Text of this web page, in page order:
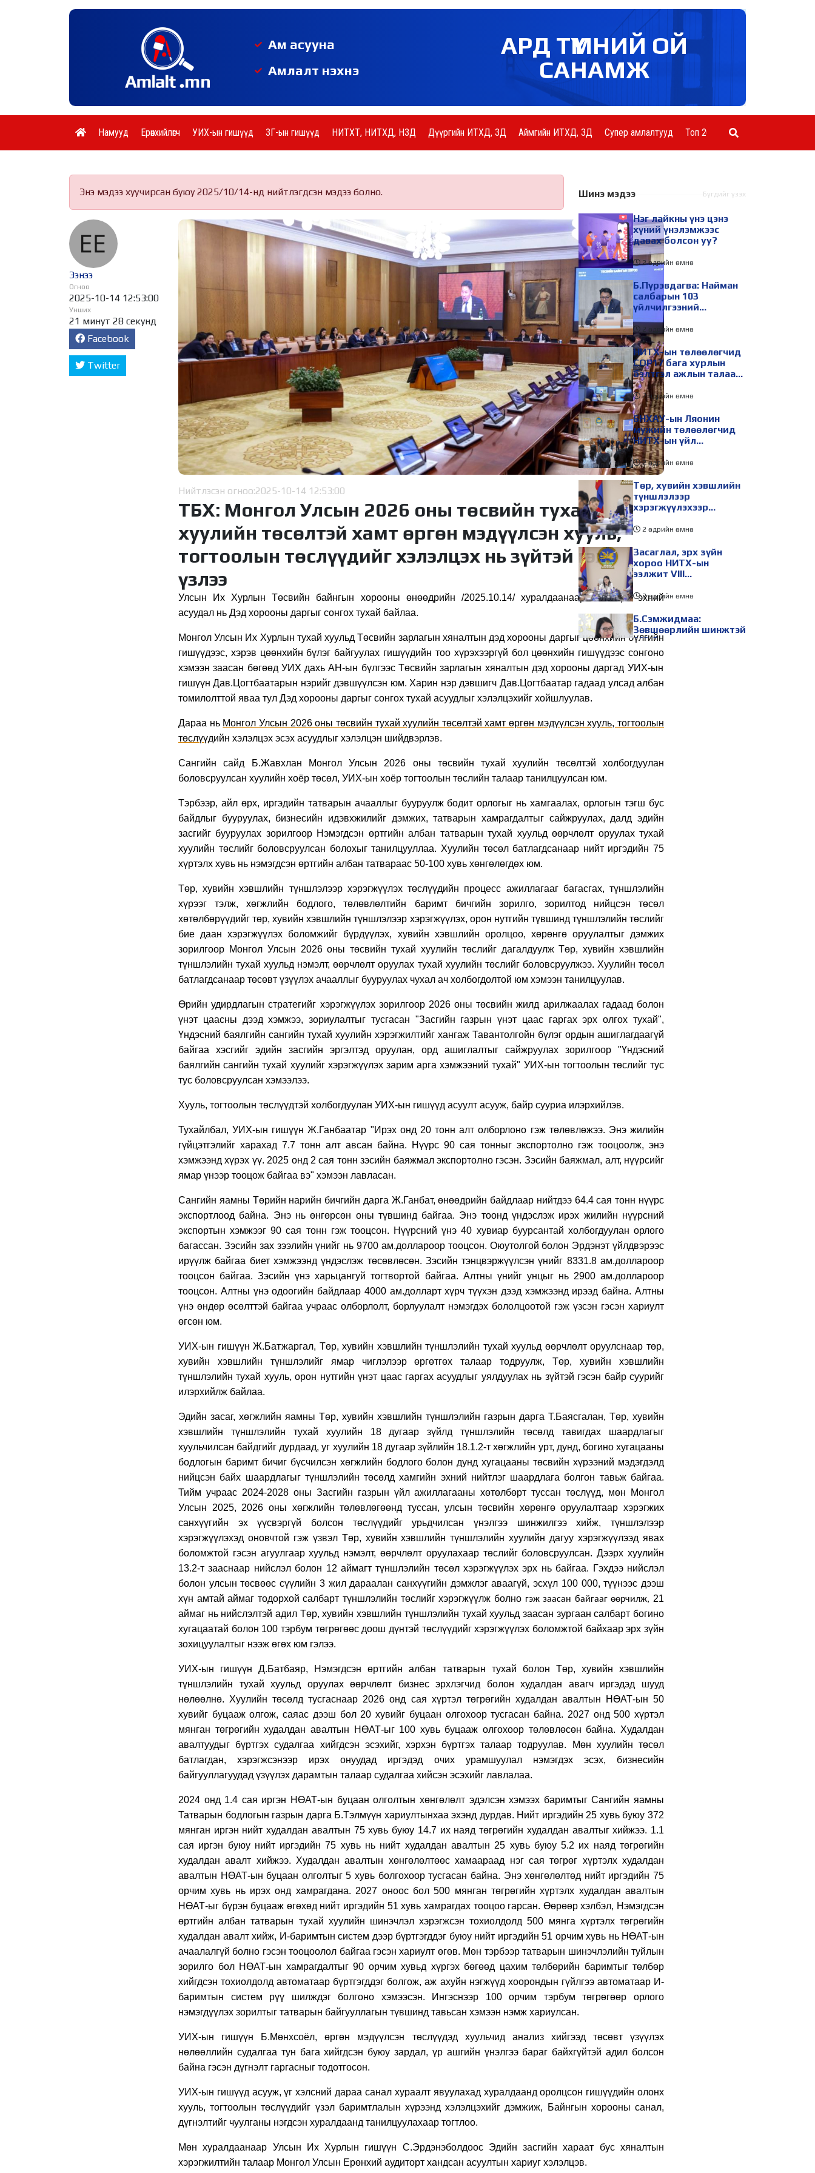
Ам асууна
Амлалт нэхнэ
АРД ТҮМНИЙ ОЙ
САНАМЖ
Намууд Ерөнхийлөгч УИХ-ын гишүүд ЗГ-ын гишүүд НИТХТ, НИТХД, НЗД Дүүргийн ИТХД, ЗД Аймгийн ИТХД, ЗД Супер амлалтууд Топ 20 ААН
Энэ мэдээ хуучирсан буюу 2025/10/14-нд нийтлэгдсэн мэдээ болно.
Ээнээ
Огноо
2025-10-14 12:53:00
Унших
21 минут 28 секунд
Facebook
Twitter
Нийтлэсэн огноо:2025-10-14 12:53:00
ТБХ: Монгол Улсын 2026 оны төсвийн тухай
хуулийн төсөлтэй хамт өргөн мэдүүлсэн хууль,
тогтоолын төслүүдийг хэлэлцэх нь зүйтэй гэж
үзлээ
Улсын Их Хурлын Төсвийн байнгын хорооны өнөөдрийн /2025.10.14/ хуралдаанаар хэлэлцэх эхний
асуудал нь Дэд хорооны даргыг сонгох тухай байлаа.
Монгол Улсын Их Хурлын тухай хуульд Төсвийн зарлагын хяналтын дэд хорооны даргыг цөөнхийн бүлгийн
гишүүдээс, хэрэв цөөнхийн бүлэг байгуулах гишүүдийн тоо хүрэхээргүй бол цөөнхийн гишүүдээс сонгоно
хэмээн заасан бөгөөд УИХ дахь АН-ын бүлгээс Төсвийн зарлагын хяналтын дэд хорооны даргад УИХ-ын
гишүүн Дав.Цогтбаатарын нэрийг дэвшүүлсэн юм. Харин нэр дэвшигч Дав.Цогтбаатар гадаад улсад албан
томилолттой яваа тул Дэд хорооны даргыг сонгох тухай асуудлыг хэлэлцэхийг хойшлуулав.
Дараа нь Монгол Улсын 2026 оны төсвийн тухай хуулийн төсөлтэй хамт өргөн мэдүүлсэн хууль, тогтоолын
төслүүдийн хэлэлцэх эсэх асуудлыг хэлэлцэн шийдвэрлэв.
Сангийн сайд Б.Жавхлан
Монгол Улсын 2026 оны төсвийн тухай хуулийн төсөлтэй холбогдуулан
боловсруулсан хуулийн хоёр төсөл, УИХ-ын хоёр тогтоолын төслийн талаар танилцуулсан юм.
Тэрбээр, айл өрх, иргэдийн татварын ачааллыг бууруулж бодит орлогыг нь хамгаалах, орлогын тэгш бус
байдлыг бууруулах, бизнесийн идэвхжилийг дэмжих, татварын хамрагдалтыг сайжруулах, далд эдийн
засгийг бууруулах зорилгоор Нэмэгдсэн өртгийн албан татварын тухай хуульд өөрчлөлт оруулах тухай
хуулийн төслийг боловсруулсан болохыг танилцууллаа. Хуулийн төсөл батлагдсанаар нийт иргэдийн 75
хүртэлх хувь нь нэмэгдсэн өртгийн албан татвараас 50-100 хувь хөнгөлөгдөх юм.
Төр, хувийн хэвшлийн түншлэлээр хэрэгжүүлэх төслүүдийн процесс ажиллагааг багасгах, түншлэлийн
хүрээг тэлж, хөгжлийн бодлого, төлөвлөлтийн баримт бичгийн зорилго, зорилтод нийцсэн төсөл
хөтөлбөрүүдийг төр, хувийн хэвшлийн түншлэлээр хэрэгжүүлэх, орон нутгийн түвшинд түншлэлийн төслийг
бие даан хэрэгжүүлэх боломжийг бүрдүүлэх, хувийн хэвшлийн оролцоо, хөрөнгө оруулалтыг дэмжих
зорилгоор Монгол Улсын 2026 оны төсвийн тухай хуулийн төслийг дагалдуулж Төр, хувийн хэвшлийн
түншлэлийн тухай хуульд нэмэлт, өөрчлөлт оруулах тухай хуулийн төслийг боловсруулжээ. Хуулийн төсөл
батлагдсанаар төсөвт үзүүлэх ачааллыг бууруулах чухал ач холбогдолтой юм хэмээн танилцуулав.
Өрийн удирдлагын стратегийг хэрэгжүүлэх зорилгоор 2026 оны төсвийн жилд арилжаалах гадаад болон
үнэт цаасны дээд хэмжээ, зориулалтыг тусгасан "Засгийн газрын үнэт цаас гаргах эрх олгох тухай",
Үндэсний баялгийн сангийн тухай хуулийн хэрэгжилтийг хангаж Тавантолгойн бүлэг ордын ашиглагдаагүй
байгаа хэсгийг эдийн засгийн эргэлтэд оруулан, орд ашиглалтыг сайжруулах зорилгоор "Үндэсний
баялгийн сангийн тухай хуулийг хэрэгжүүлэх зарим арга хэмжээний тухай" УИХ-ын тогтоолын төслийг тус
тус боловсруулсан хэмээлээ.
Хууль, тогтоолын төслүүдтэй холбогдуулан УИХ-ын гишүүд асуулт асууж, байр сууриа илэрхийлэв.
Тухайлбал, УИХ-ын гишүүн Ж.Ганбаатар "И рэх онд 20 тонн алт олборлоно гэж төлөвлөжээ. Энэ жилийн
гүйцэтгэлийг харахад 7.7 тонн алт авсан байна. Нүүрс 90 сая тонныг экспортолно гэж тооцоолж, энэ
хэмжээнд хүрэх үү. 2025 онд 2 сая тонн зэсийн баяжмал экспортолно гэсэн. Зэсийн баяжмал, алт, нүүрсийг
ямар үнээр тооцож байгаа вэ" хэмээн лавласан.
Сангийн яамны Төрийн нарийн бичгийн дарга Ж.Ганбат, өнөөдрийн байдлаар нийтдээ 64.4 сая тонн нүүрс
экспортлоод байна. Энэ нь өнгөрсөн оны түвшинд байгаа. Энэ тоонд үндэслэж ирэх жилийн нүүрсний
экспортын хэмжээг 90 сая тонн гэж тооцсон. Нүүрсний үнэ 40 хувиар буурсантай холбогдуулан орлого
багассан. Зэсийн зах зээлийн үнийг нь 9700 ам.доллароор тооцсон. Оюутолгой болон Эрдэнэт үйлдвэрээс
ирүүлж байгаа биет хэмжээнд үндэслэж төсөвлөсөн. Зэсийн тэнцвэржүүлсэн үнийг 8331.8 ам.доллароор
тооцсон байгаа. Зэсийн үнэ харьцангуй тогтвортой байгаа. Алтны үнийг унцыг нь 2900 ам.доллароор
тооцсон. Алтны үнэ одоогийн байдлаар 4000 ам.долларт хүрч түүхэн дээд хэмжээнд ирээд байна. Алтны
үнэ өндөр өсөлттэй байгаа учраас олборлолт, борлуулалт нэмэгдэх бололцоотой гэж үзсэн гэсэн хариулт
өгсөн юм.
УИХ-ын гишүүн Ж.Батжаргал, Төр, хувийн хэвшлийн түншлэлийн тухай хуульд өөрчлөлт оруулснаар төр,
хувийн хэвшлийн түншлэлийг ямар чиглэлээр өргөтгөх талаар тодруулж, Төр, хувийн хэвшлийн
түншлэлийн тухай хууль, орон нутгийн үнэт цаас гаргах асуудлыг уялдуулах нь зүйтэй гэсэн байр суурийг
илэрхийлж байлаа.
Эдийн засаг, хөгжлийн яамны Төр, хувийн хэвшлийн түншлэлийн газрын дарга Т.Баясгалан, Төр, хувийн
хэвшлийн түншлэлийн тухай хуулийн 18 дугаар зүйлд түншлэлийн төсөлд тавигдах шаардлагыг
хуульчилсан байдгийг дурдаад, уг хуулийн 18 дугаар зүйлийн 18.1.2-т хөгжлийн урт, дунд, богино хугацааны
бодлогын баримт бичиг бүсчилсэн хөгжлийн бодлого болон дунд хугацааны төсвийн хүрээний мэдэгдэлд
нийцсэн байх шаардлагыг түншлэлийн төсөлд хамгийн эхний нийтлэг шаардлага болгон тавьж байгаа.
Тийм учраас 2024-2028 оны Засгийн газрын үйл ажиллагааны хөтөлбөрт туссан төслүүд, мөн Монгол
Улсын 2025, 2026 оны хөгжлийн төлөвлөгөөнд туссан, улсын төсвийн хөрөнгө оруулалтаар хэрэгжих
санхүүгийн эх үүсвэргүй болсон төслүүдийг урьдчилсан үнэлгээ шинжилгээ хийж, түншлэлээр
хэрэгжүүлэхэд оновчтой гэж үзвэл Төр, хувийн хэвшлийн түншлэлийн хуулийн дагуу хэрэгжүүлээд явах
боломжтой гэсэн агуулгаар хуульд нэмэлт, өөрчлөлт оруулахаар төслийг боловсруулсан. Дээрх хуулийн
13.2-т зааснаар нийслэл болон 12 аймагт түншлэлийн төсөл хэрэгжүүлэх эрх нь байгаа. Гэхдээ нийслэл
болон улсын төсвөөс сүүлийн 3 жил дараалан санхүүгийн дэмжлэг аваагүй, эсхүл 100 000, түүнээс дээш
хүн амтай аймаг тодорхой салбарт түншлэлийн төслийг хэрэгжүүлж болногэж заасан байгааг өөрчилж,21
аймаг нь нийслэлтэй адил Төр, хувийн хэвшлийн түншлэлийн тухай хуульд заасан зургаан салбарт богино
хугацаатай болон 100 тэрбум төгрөгөөс доош дүнтэй төслүүдийг хэрэгжүүлэх боломжтой байхаар эрх зүйн
зохицуулалтыг нээж өгөх юм гэлээ.
УИХ-ын гишүүн Д.Батбаяр, Нэмэгдсэн өртгийн албан татварын тухай болон Төр, хувийн хэвшлийн
түншлэлийн тухай хуульд оруулах өөрчлөлт бизнес эрхлэгчид болон худалдан авагч иргэдэд шууд
нөлөөлнө. Хуулийн төсөлд тусгаснаар 2026 онд сая хүртэл төгрөгийн худалдан авалтын НӨАТ-ын 50
хувийг буцааж олгож, саяас дээш бол 20 хувийг буцаан олгохоор тусгасан байна. 2027 онд 500 хүртэл
мянган төгрөгийн худалдан авалтын НӨАТ-ыг 100 хувь буцааж олгохоор төлөвлөсөн байна. Худалдан
авалтуудыг бүртгэх судалгаа хийгдсэн эсэхийг, хэрхэн бүртгэх талаар тодруулав. Мөн хуулийн төсөл
батлагдан, хэрэгжсэнээр ирэх онуудад иргэдэд очих урамшуулал нэмэгдэх эсэх, бизнесийн
байгууллагуудад үзүүлэх дарамтын талаар судалгаа хийсэн эсэхийг лавлалаа.
2024 онд 1.4 сая иргэн НӨАТ-ын буцаан олголтын хөнгөлөлт эдэлсэн хэмээх баримтыгСангийн яамны
Татварын бодлогын газрын дарга Б.Тэлмүүн хариултынхаа эхэнд дурдав. Нийт иргэдийн 25 хувь буюу 372
мянган иргэн нийт худалдан авалтын 75 хувь буюу 14.7 их наяд төгрөгийн худалдан авалтыг хийжээ. 1.1
сая иргэн буюу нийт иргэдийн 75 хувь нь нийт худалдан авалтын 25 хувь буюу 5.2 их наяд төгрөгийн
худалдан авалт хийжээ. Худалдан авалтын хөнгөлөлтөөс хамаараад нэг сая төгрөг хүртэлх худалдан
авалтын НӨАТ-ын буцаан олголтыг 5 хувь болгохоор тусгасан байна. Энэ хөнгөлөлтөд нийт иргэдийн 75
орчим хувь нь ирэх онд хамрагдана. 2027 оноос бол 500 мянган төгрөгийн хүртэлх худалдан авалтын
НӨАТ-ыг бүрэн буцааж өгөхөд нийт иргэдийн 51 хувь хамрагдах тооцоо гарсан. Өөрөөр хэлбэл, Нэмэгдсэн
өртгийн албан татварын тухай хуулийн шинэчлэл хэрэгжсэн тохиолдолд 500 мянга хүртэлх төгрөгийн
худалдан авалт хийж, И-баримтын систем дээр бүртгэгддэг буюу нийт иргэдийн 51 орчим хувь нь НӨАТ-ын
ачаалалгүй болно гэсэн тооцоолол байгаа гэсэн хариулт өгөв. Мөн тэрбээр татварын шинэчлэлийн туйлын
зорилго бол НӨАТ-ын хамрагдалтыг 90 орчим хувьд хүргэх бөгөөд цахим төлбөрийн баримтыг төлбөр
хийгдсэн тохиолдолд автоматаар бүртгэгддэг болгож, аж ахуйн нэгжүүд хоорондын гүйлгээ автоматаар И-
баримтын систем рүү шилждэг болгоно хэмээсэн. Ингэснээр 100 орчим тэрбум төгрөгөөр орлого
нэмэгдүүлэх зорилтыг татварын байгууллагын түвшинд тавьсан хэмээн нэмж хариулсан.
УИХ-ын гишүүн Б.Мөнхсоёл, өргөн мэдүүлсэн төслүүдэд хуульчид анализ хийгээд төсөвт үзүүлэх
нөлөөллийн судалгаа тун бага хийгдсэн буюу зардал, үр ашгийн үнэлгээ бараг байхгүйтэй адил болсон
байна гэсэн дүгнэлт гаргасныг тодотгосон.
УИХ-ын гишүүд асууж, үг хэлсний дараа санал хураалт явуулахад хуралдаанд оролцсон гишүүдийн олонх
хууль, тогтоолын төслүүдийг үзэл баримтлалын хүрээнд хэлэлцэхийг дэмжиж, Байнгын хорооны санал,
дүгнэлтийг чуулганы нэгдсэн хуралдаанд танилцуулахаар тогтлоо.
Мөн хуралдаанаар Улсын Их Хурлын гишүүн С.Эрдэнэболдоос Эдийн засгийн хараат бус хяналтын
хэрэгжилтийн талаар Монгол Улсын Ерөнхий аудиторт хандсан асуултын хариуг хэлэлцэв.
Шинэ мэдээ Бүгдийг үзэх
Нэг лайкны үнэ цэнэ
хүний үнэлэмжээс
давах болсон уу?
2 өдрийн өмнө
Б.Пүрэвдагва: Найман
салбарын 103
үйлчилгээний
бүртгэлийг цуцалснаар
бизнес эрхлэхэд
таатай нөхцөл бүрдэнэ
2 өдрийн өмнө
НИТХ-ын төлөөлөгчид
COP17 бага хурлын
бэлтгэл ажлын талаар
мэдээлэл сонслоо
2 өдрийн өмнө
БНХАУ-ын Ляонин
мужийн төлөөлөгчид
НИТХ-ын үйл
ажиллагаатай
танилцлаа
2 өдрийн өмнө
Төр, хувийн хэвшлийн
түншлэлээр
хэрэгжүүлэхээр
төслийг танилцуулав
2 өдрийн өмнө
Засаглал, эрх зүйн
хороо НИТХ-ын
ээлжит VIII
хэлэлцэх асуудлуудыг
2 өдрийн өмнө
Б.Сэмжидмаа:
Зөвшөөрлийн шинжтэй
103 бүртгэлээс
нийслэлийн бизнес
эрхлэгчдийг
чөлөөллөө
2 өдрийн өмнө
ТБХ 67 асуудал
ерөнхий хяналтын
сонсгол зохион
2 өдрийн өмнө
С.Бямбацогт төрийг
оролцлоо
УИХ-ын гишүүн
Б.Мөнхсоёл “Нээлттэй
парламент“ танхимд
ажиллаж, иргэдтэй
“Хотын дарга сонсож
дугаарыг наймдугаар
сарын 14-нөөс
ажиллуулж эхэлнэ
Н.Номтойбаяр:
Аймгуудад тулгамдаж
хуралдаанд
танилцуулж,
шийдвэрлүүлнэ
УИХ-ын дарга
С.Бямбацогт төрийг
төлөөлөн Сутай
хайрхны тэнгэрийг
тахих төрийн тахилгад
оролцлоо
3 өдрийн өмнө
Үндэсний Ассамблейн
гишүүдийг хүлээн авч
уулзав
3 өдрийн өмнө
“Туул усан цогцолбор”
төслийн нэгдүгээр
хувийн гүйцэтгэлтэй
байна
3 өдрийн өмнө
Татварын өрийг
барагдуулахдаа
орлогын 30 хувийг
татвар төлөгчид
үлдээхээр хуульчилж,
татварын тайлангаа
залруулах хугацааг
хоёр жил болгон
сунгажээ
3 өдрийн өмнө
Нэгдүгээр хорооллын
арын замыг
наймдугаар сарын 6-
хөндлөн сэтэлгээ хийнэ
Өвөлжилтийн бэлтгэл
ажлын хүрээнд Шадар
сайд Н.Номтойбаяр
Дорноговь аймагт
Өвөлжилтийн бэлтгэл
ажлын хүрээнд Шадар
сайд Н.Номтойбаяр
Дорнод аймагт
ажиллав
4 өдрийн өмнө
Бүх шатанд
хэмнэлтийн горимд
шилжиж, найр наадам,
зөвлөгөөн, гадаад
томилолтыг
хориглолоо
4 өдрийн өмнө
УИХ-ын дарга
С.Бямбацогт Зүүн
Азийн эрэгтэйчүүдийн
волейболын аварга
шалгаруулах
тэмцээнийг нээж, баг
тамирчдад амжилт
хүслээ
4 өдрийн өмнө
Төрийн байгуулалтын
байнгын хороо 23 удаа
төсөл, УИХ-ын
тогтоолын 16 төслийг
батлуулжээ
4 өдрийн өмнө
Нийслэлийн Засаг
дарга бөгөөд
Захирагч Б.Пүрэвдагва
БНЭУ-аас Монгол
Улсад суугаа Онц
бөгөөд Бүрэн эрхт
Элчин сайд Атул
4 өдрийн өмнө
Нийслэлийн 30 дугаар
сургуулийг 10 дугаар
5 өдрийн өмнө
Морингийн давааны
замаас “Барилгын
хатуу хог хаягдал
дахин боловсруулах
үйлдвэр” хүртэлх 1.5
км урт авто зам
5 өдрийн өмнө
COP17 хурлын бэлтгэл
ажил 90 хувийн
гүйцэтгэлтэй байна
УИХ-ын дарга
С.Бямбацогт:
Хэлэлцүүлгээс илүү
хэрэгжилт, амлалтаас
илүү бодит үр дүн
5 өдрийн өмнө
Улаанбаатар хотын
Захирагч Б.Пүрэвдагва
ажиллалаа
цагийг гурван удаа
зохион байгуулж,
хуудаст байршуулжээ
“CATWALK STORM –